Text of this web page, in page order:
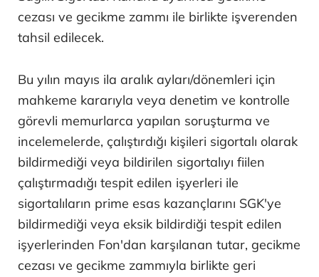
cezası ve gecikme zammı ile birlikte işverenden
tahsil edilecek.
Bu yılın mayıs ila aralık ayları/dönemleri için
mahkeme kararıyla veya denetim ve kontrolle
görevli memurlarca yapılan soruşturma ve
incelemelerde, çalıştırdığı kişileri sigortalı olarak
bildirmediği veya bildirilen sigortalıyı fiilen
çalıştırmadığı tespit edilen işyerleri ile
sigortalıların prime esas kazançlarını SGK'ye
bildirmediği veya eksik bildirdiği tespit edilen
işyerlerinden Fon'dan karşılanan tutar, gecikme
cezası ve gecikme zammıyla birlikte geri